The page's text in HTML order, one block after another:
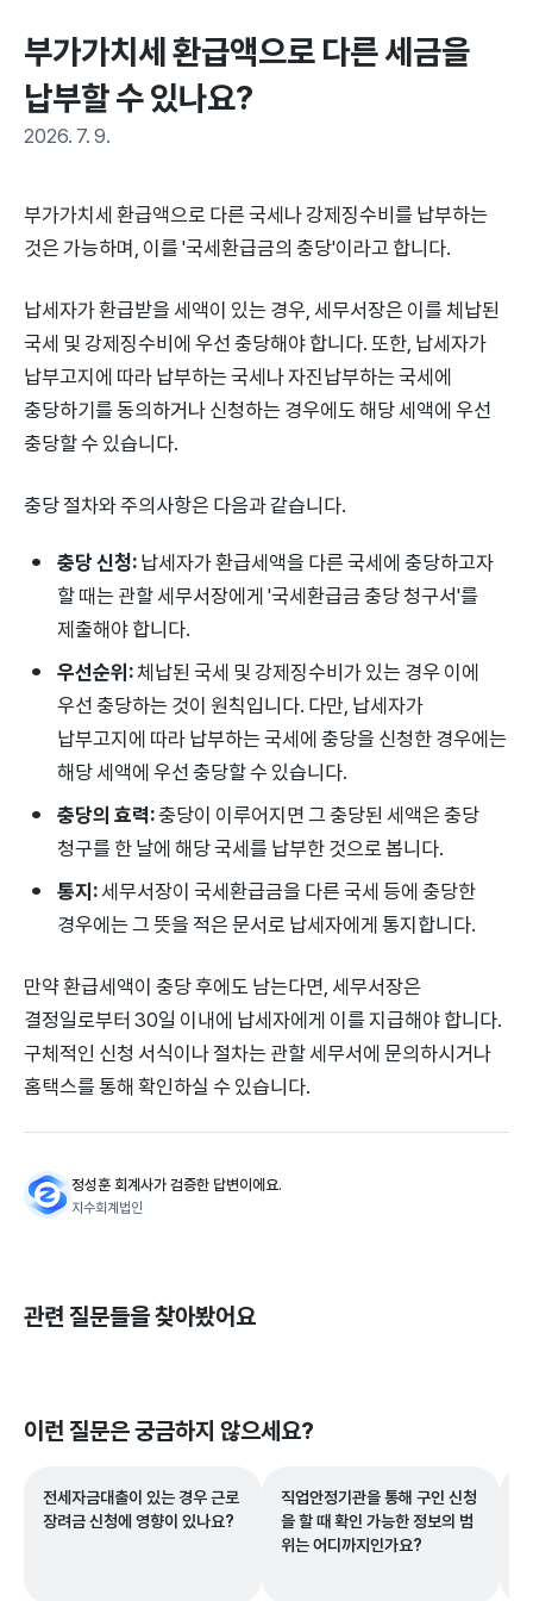
부가가치세 환급액으로 다른 세금을
납부할 수 있나요?
2026. 7. 9.
부가가치세 환급액으로 다른 국세나 강제징수비를 납부하는
것은 가능하며, 이를 '국세환급금의 충당'이라고 합니다.
납세자가 환급받을 세액이 있는 경우, 세무서장은 이를 체납된
국세 및 강제징수비에 우선 충당해야 합니다. 또한, 납세자가
납부고지에 따라 납부하는 국세나 자진납부하는 국세에
충당하기를 동의하거나 신청하는 경우에도 해당 세액에 우선
충당할 수 있습니다.
충당 절차와 주의사항은 다음과 같습니다.
충당 신청:납세자가 환급세액을 다른 국세에 충당하고자
할 때는 관할 세무서장에게 '국세환급금 충당 청구서'를
제출해야 합니다.
우선순위:체납된 국세 및 강제징수비가 있는 경우 이에
우선 충당하는 것이 원칙입니다. 다만, 납세자가
납부고지에 따라 납부하는 국세에 충당을 신청한 경우에는
해당 세액에 우선 충당할 수 있습니다.
충당의 효력:충당이 이루어지면 그 충당된 세액은 충당
청구를 한 날에 해당 국세를 납부한 것으로 봅니다.
통지:세무서장이 국세환급금을 다른 국세 등에 충당한
경우에는 그 뜻을 적은 문서로 납세자에게 통지합니다.
만약 환급세액이 충당 후에도 남는다면, 세무서장은
결정일로부터 30일 이내에 납세자에게 이를 지급해야 합니다.
구체적인 신청 서식이나 절차는 관할 세무서에 문의하시거나
홈택스를 통해 확인하실 수 있습니다.
정성훈 회계사가 검증한 답변이에요.
지수회계법인
관련 질문들을 찾아봤어요
이런 질문은 궁금하지 않으세요?
전세자금대출이 있는 경우 근로
장려금 신청에 영향이 있나요?
직업안정기관을 통해 구인 신청
을 할 때 확인 가능한 정보의 범
위는 어디까지인가요?